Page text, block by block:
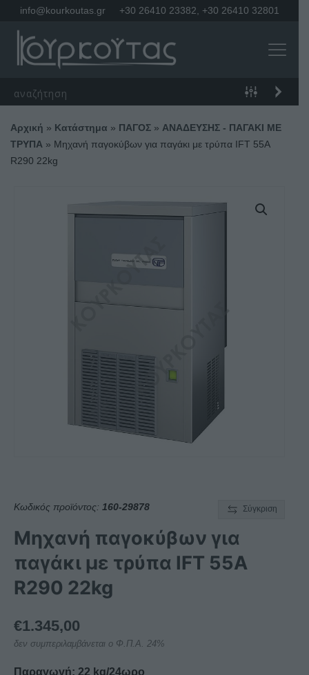
info@kourkoutas.gr +30 26410 23382 +30 26410 32801
Αρχική » Κατάστημα » ΠΑΓΟΣ » ΑΝΑΔΕΥΣΗΣ - ΠΑΓΑΚΙ ΜΕ
ΤΡΥΠΑ » Μηχανή παγοκύβων για παγάκι με τρύπα IFT 55A
R290 22kg
Κωδικός προϊόντος: 160-29878 Σύγκριση
Μηχανή παγοκύβων για
παγάκι με τρύπα IFT 55A
R290 22kg
€1.345,00
δεν συμπεριλαμβάνεται ο Φ.Π.Α. 24%
Παραγωγή: 22 kg/24ωρο